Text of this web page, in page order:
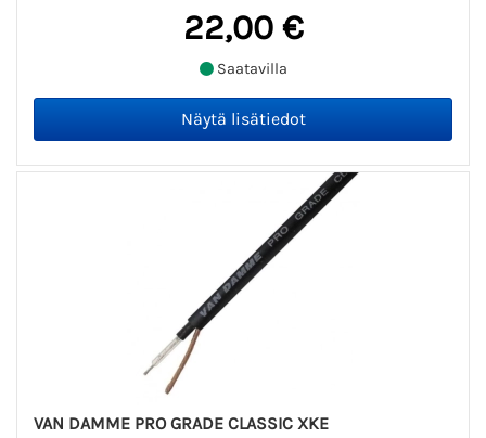
22,00 €
Saatavilla
VAN DAMME PRO GRADE CLASSIC XKE